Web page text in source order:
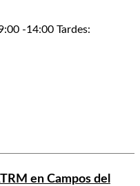
-14:00 Tardes:
en Campos del